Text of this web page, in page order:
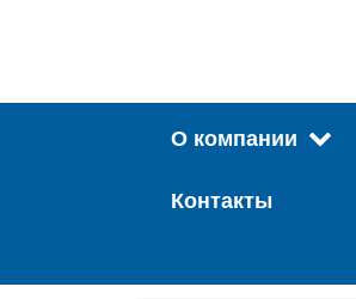
О компании
Контакты